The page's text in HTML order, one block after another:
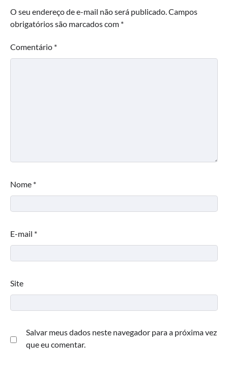
O seu endereço de e-mail não será publicado.Campos
obrigatórios são marcados com *
Comentário *
Nome *
E-mail *
Site
Salvar meus dados neste navegador para a próxima vez
que eu comentar.